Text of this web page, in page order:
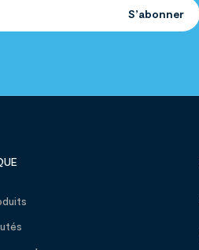
S’abonner